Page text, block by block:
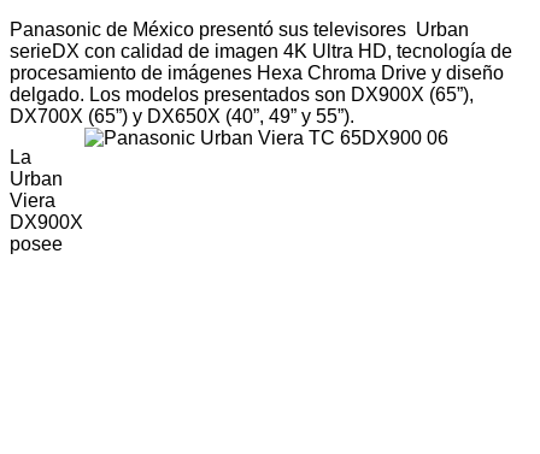
Panasonic de México presentó sus televisores Urban
serieDX con calidad de imagen 4K Ultra HD, tecnología de
procesamiento de imágenes Hexa Chroma Drive y diseño
delgado. Los modelos presentados son DX900X (65”),
DX700X (65”) y DX650X (40”, 49” y 55”).
La
Urban
Viera
DX900X
posee